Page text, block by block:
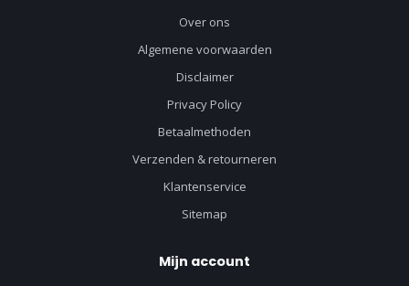
Over ons
Algemene voorwaarden
Disclaimer
Privacy Policy
Betaalmethoden
Verzenden & retourneren
Klantenservice
Sitemap
Mijn account